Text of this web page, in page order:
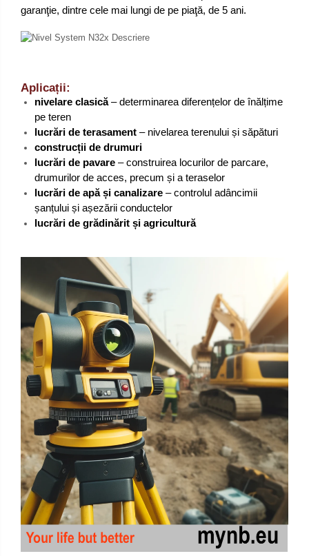
garanţie, dintre cele mai lungi de pe piaţă, de 5 ani.
Aplicații:
nivelare clasică– determinarea diferențelor de înălțime
pe teren
lucrări de terasament – nivelarea terenului și săpături
construcții de drumuri
lucrări de pavare – construirea locurilor de parcare,
drumurilor de acces, precum și a teraselor
lucrări de apă și canalizare – controlul adâncimii
șanțului și așezării conductelor
lucrări de grădinărit și agricultură